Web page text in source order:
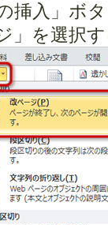
挿入」ボ
」を選択